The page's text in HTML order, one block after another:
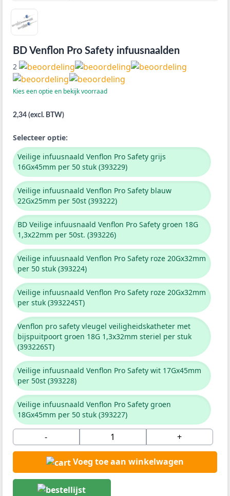
BD Venflon Pro Safety infuusnaalden
2
Kies een optie en bekijk voorraad
2,34 (excl. BTW)
Selecteer optie:
Veilige infuusnaald Venflon Pro Safety grijs
16Gx45mm per 50 stuk (393229)
Veilige infuusnaald Venflon Pro Safety blauw
22Gx25mm per 50st (393222)
BD Veilige infuusnaald Venflon Pro Safety groen 18G
1,3x22mm per 50st. (393226)
Veilige infuusnaald Venflon Pro Safety roze 20Gx32mm
per 50 stuk (393224)
Veilige infuusnaald Venflon Pro Safety roze 20Gx32mm
per stuk (393224ST)
Venflon pro safety vleugel veiligheidskatheter met
bijspuitpoort groen 18G 1,3x32mm steriel per stuk
(393226ST)
Veilige infuusnaald Venflon Pro Safety wit 17Gx45mm
per 50st (393228)
Veilige infuusnaald Venflon Pro Safety groen
18Gx45mm per 50 stuk (393227)
- +
Voeg toe aan winkelwagen